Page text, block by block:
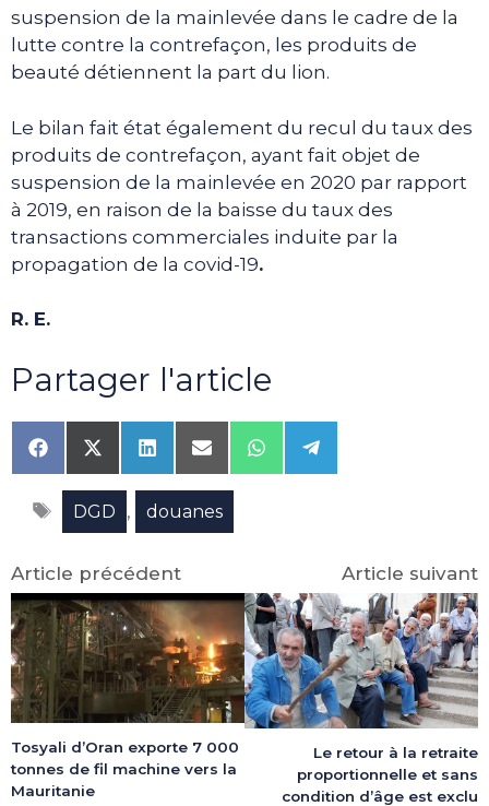
suspension de la mainlevée dans le cadre de la
lutte contre la contrefaçon, les produits de
beauté détiennent la part du lion.
Le bilan fait état également du recul du taux des
produits de contrefaçon, ayant fait objet de
suspension de la mainlevée en 2020 par rapport
à 2019, en raison de la baisse du taux des
transactions commerciales induite par la
propagation de la covid-19.
R. E.
Partager l'article
Share
on
Facebook
Share
on
X
(Twitter)
Share
on
LinkedIn
Share
on
Email
Share
on
Share
on
Étiquettes
DGD , douanes
Article précédent
Tosyali d’Oran exporte 7 000
tonnes de fil machine vers la
Mauritanie
Article suivant
Le retour à la retraite
proportionnelle et sans
condition d’âge est exclu